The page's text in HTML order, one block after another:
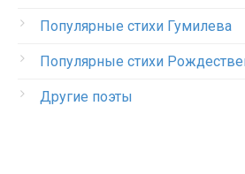
Популярные стихи Гумилева
Популярные стихи
Другие поэты